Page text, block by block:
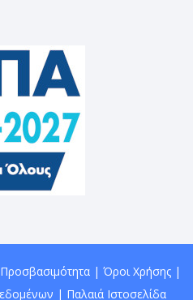
Προσβασιμότητα| Όροι Χρήσης|
| Παλαιά Ιστοσελίδα